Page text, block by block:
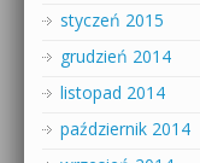
styczeń 2015
grudzień 2014
listopad 2014
październik 2014